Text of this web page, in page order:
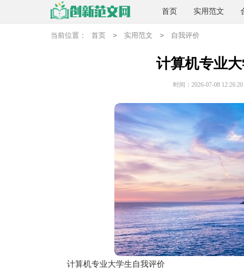
首页 实用范文
当前位置： 首页 > 实用范文 > 自我评价
计算机专业
时间：2026-07-08 12:26:20
计算机专业大学生自我评价